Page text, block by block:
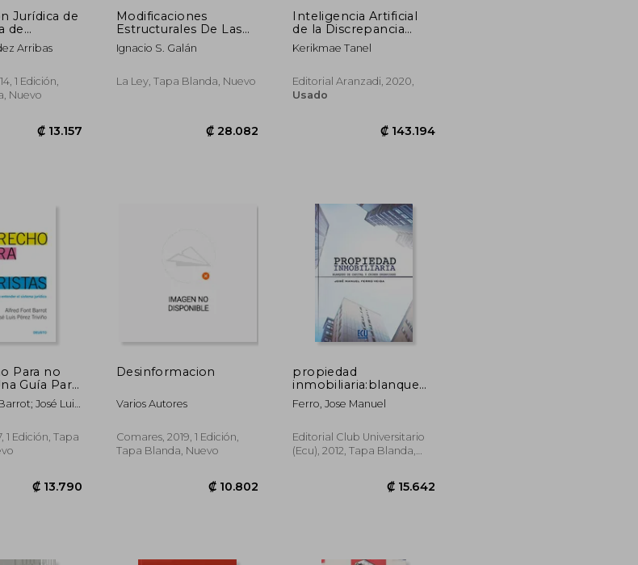
₡ 13.013 ₡ 16.084
Jurídica de
de
los
Arribas
1 Edición,
Nuevo
₡ 13.157
Modificaciones
Estructurales De Las
Sociedades De Capital
(Cuadernos de
ingenieros)
Ignacio S. Galán
La Ley, Tapa Blanda, Nuevo
₡ 28.082
Inteligencia Artificial
de la Discrepancia
Regional a Regla
Kerikmae Tanel
Editorial Aranzadi, 2020,
Usado
Para no
Guía Para
Sistema
José Luis
1 Edición, Tapa
Desinformacion
Varios Autores
Comares, 2019, 1 Edición,
Tapa Blanda, Nuevo
propiedad
inmobiliaria:blanqueo
capital y crimen
organizado
Ferro, Jose Manuel
Editorial Club Universitario
(ecu), 2012, Tapa Blanda,